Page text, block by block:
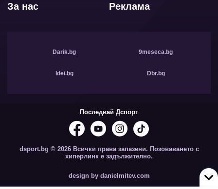
Реклама
За нас
Darik.bg 9meseca.bg
Idei.bg Dbr.bg
Последвай Дспорт
dsport.bg © 2026 Всички права запазени. Позоваването с
хиперлинк е задължително.
design by danielmitev.com